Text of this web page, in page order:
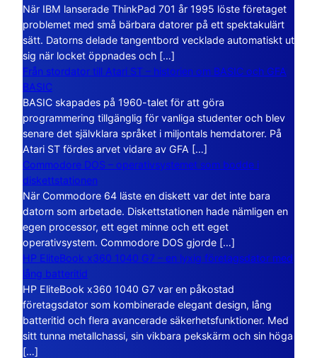
När IBM lanserade ThinkPad 701 år 1995 löste företaget
problemet med små bärbara datorer på ett spektakulärt
sätt. Datorns delade tangentbord vecklade automatiskt ut
sig när locket öppnades och […]
Från stordator till Atari ST – historien om BASIC och GFA
BASIC
BASIC skapades på 1960-talet för att göra
programmering tillgänglig för vanliga studenter och blev
senare det självklara språket i miljontals hemdatorer. På
Atari ST fördes arvet vidare av GFA […]
Commodore DOS – operativsystemet som bodde i
diskettstationen
När Commodore 64 läste en diskett var det inte bara
datorn som arbetade. Diskettstationen hade nämligen en
egen processor, ett eget minne och ett eget
operativsystem. Commodore DOS gjorde […]
HP EliteBook x360 1040 G7 – en lyxig företagsdator med
lång batteritid
HP EliteBook x360 1040 G7 var en påkostad
företagsdator som kombinerade elegant design, lång
batteritid och flera avancerade säkerhetsfunktioner. Med
sitt tunna metallchassi, sin vikbara pekskärm och sin höga
[…]